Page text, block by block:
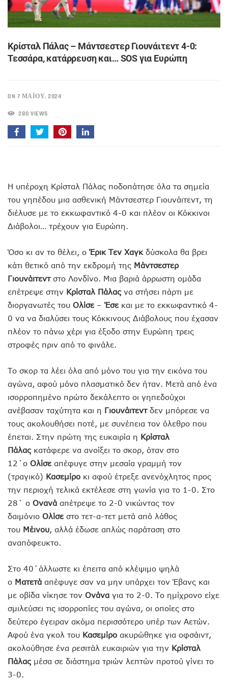
Κρίσταλ Πάλας – Μάντσεστερ Γιουνάιτεντ 4-0:
Τεσσάρα, κατάρρευση και… SOS για Ευρώπη
ON 7 ΜΑΪ́ΟΥ, 2024
280 VIEWS
Η υπέροχη Κρίσταλ Πάλας ποδοπάτησε όλα τα σημεία
του γηπέδου μια ασθενική Μάντσεστερ Γιουνάιτεντ, τη
διέλυσε με το εκκωφαντικό 4-0 και πλέον οι Κόκκινοι
Διάβολοι… τρέχουν για Ευρώπη.
Όσο κι αν το θέλει, ο Έρικ Τεν Χαγκ δύσκολα θα βρει
κάτι θετικό από την εκδρομή της Μάντσεστερ
Γιουνάιτεντ στο Λονδίνο. Μια βαριά άρρωστη ομάδα
επέτρεψε στην Κρίσταλ Πάλας να στήσει πάρτι με
διοργανωτές του Ολίσε – Έσε και με το εκκωφαντικό 4-
0 να να διαλύσει τους Κόκκινους Διάβολους που έχασαν
πλέον το πάνω χέρι για έξοδο στην Ευρώπη τρεις
στροφές πριν από το φινάλε.
Το σκορ τα λέει όλα από μόνο του για την εικόνα του
αγώνα, αφού μόνο πλασματικό δεν ήταν. Μετά από ένα
ισορροπημένο πρώτο δεκάλεπτο οι γηπεδούχοι
ανέβασαν ταχύτητα και η Γιουνάιτεντ δεν μπόρεσε να
τους ακολουθήσει ποτέ, με συνέπεια τον όλεθρο που
έπεται. Στην πρώτη της ευκαιρία η Κρίσταλ
Πάλας κατάφερε να ανοίξει το σκορ, όταν στο
12΄ο Ολίσε απέφυγε στην μεσαία γραμμή τον
(τραγικό) Κασεμίρο κι αφού έτρεξε ανενόχλητος προς
την περιοχή τελικά εκτέλεσε στη γωνία για το 1-0. Στο
28΄ ο Ονανά απέτρεψε το 2-0 νικώντας τον
δαιμόνιο Ολίσε στο τετ-α-τετ μετά από λάθος
του Μέινου, αλλά έδωσε απλώς παράταση στο
αναπόφευκτο.
Στο 40΄άλλωστε κι έπειτα από κλέψιμο ψηλά
ο Ματετά απέφυγε σαν να μην υπάρχει τον Έβανς και
με οβίδα νίκησε τον Ονάνα για το 2-0. Το ημίχρονο είχε
σμιλεύσει τις ισορροπίες του αγώνα, οι οποίες στο
δεύτερο έγειραν ακόμα περισσότερο υπέρ των Αετών.
Αφού ένα γκολ του Κασεμίρο ακυρώθηκε για οφσάιντ,
ακολούθησε ένα ρεσιτάλ ευκαιριών για την Κρίσταλ
Πάλας μέσα σε διάστημα τριών λεπτών προτού γίνει το
3-0.